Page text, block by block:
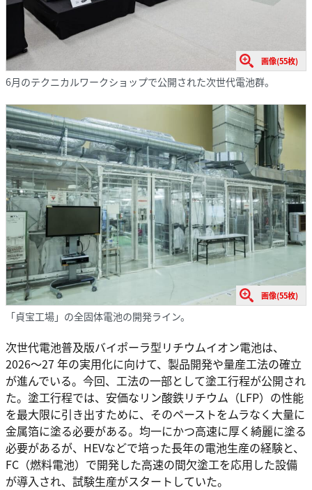
画像(55枚)
6月のテクニカルワークショップで公開された次世代電池群。
画像(55枚)
「貞宝工場」の全固体電池の開発ライン。
次世代電池普及版バイポーラ型リチウムイオン電池は、
2026〜27 年の実用化に向けて、製品開発や量産工法の確立
が進んでいる。今回、工法の一部として塗工行程が公開され
た。塗工行程では、安価なリン酸鉄リチウム（LFP）の性能
を最大限に引き出すために、そのペーストをムラなく大量に
金属箔に塗る必要がある。均一にかつ高速に厚く綺麗に塗る
必要があるが、HEVなどで培った長年の電池生産の経験と、
FC（燃料電池）で開発した高速の間欠塗工を応用した設備
が導入され、試験生産がスタートしていた。